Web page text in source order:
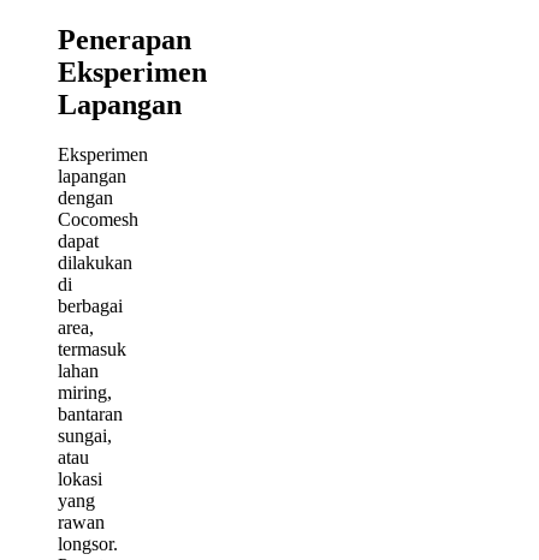
Penerapan
Eksperimen
Lapangan
Eksperimen
lapangan
dengan
Cocomesh
dapat
dilakukan
di
berbagai
area,
termasuk
lahan
miring,
bantaran
sungai,
atau
lokasi
yang
rawan
longsor.